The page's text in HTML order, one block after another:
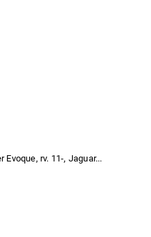
Evoque, rv. 11-, Jaguar...